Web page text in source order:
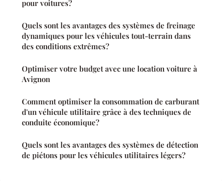
pour voitures?
Quels sont les avantages des systèmes de freinage
dynamiques pour les véhicules tout-terrain dans
des conditions extrêmes?
Optimiser votre budget avec une location voiture à
Avignon
Comment optimiser la consommation de carburant
d'un véhicule utilitaire grâce à des techniques de
conduite économique?
Quels sont les avantages des systèmes de détection
de piétons pour les véhicules utilitaires légers?